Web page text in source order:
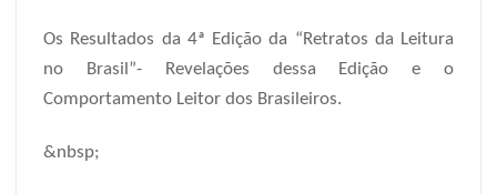
Os Resultados da 4ª Edição da “Retratos da Leitura
no Brasil”- Revelações dessa Edição e o
Comportamento Leitor dos Brasileiros.
&nbsp;